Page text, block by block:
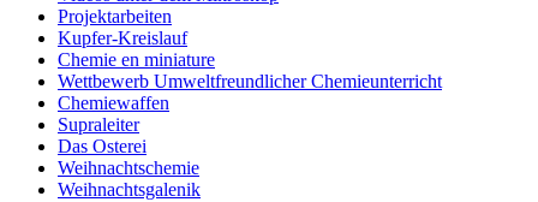
Projektarbeiten
Kupfer-Kreislauf
Chemie en miniature
Wettbewerb Umweltfreundlicher Chemieunterricht
Chemiewaffen
Supraleiter
Das Osterei
Weihnachtschemie
Weihnachtsgalenik